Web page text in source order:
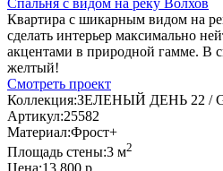
Квартира с шикарным видом на
сделать интерьер максимально
акцентами в природной гамме. В
желтый!
Смотреть проект
Коллекция:ЗЕЛЕНЫЙ ДЕНЬ 22 /
Артикул:25582
Материал:Фрост+
Площадь стены:3 м2